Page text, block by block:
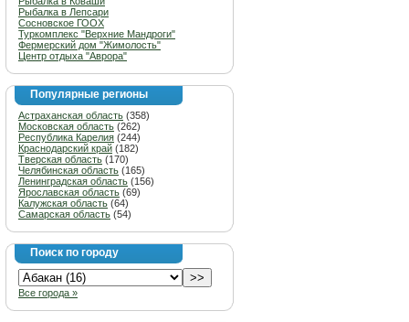
Рыбалка в Лепсари
Сосновское ГООХ
Туркомплекс "Верхние Мандроги"
Фермерский дом "Жимолость"
Центр отдыха "Аврора"
Популярные регионы
Астраханская область (358)
Московская область (262)
Республика Карелия (244)
Краснодарский край (182)
Тверская область (170)
Челябинская область (165)
Ленинградская область (156)
Ярославская область (69)
Калужская область (64)
Самарская область (54)
Поиск по городу
Все города »